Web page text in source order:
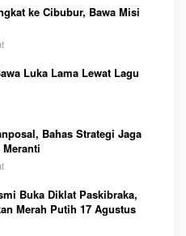
ke Cibubur, Bawa Misi
Luka Lama Lewat Lagu
Bahas Strategi Jaga
Buka Diklat Paskibraka,
Merah Putih 17 Agustus